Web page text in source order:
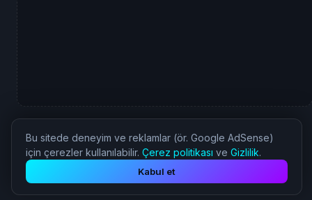
© 2026 Nostalji Oyun - Tüm Hakları Saklıdır.
Bu sitede deneyim ve reklamlar (ör. Google AdSense)
için çerezler kullanılabilir. Çerez politikası ve Gizlilik.
Kabul et